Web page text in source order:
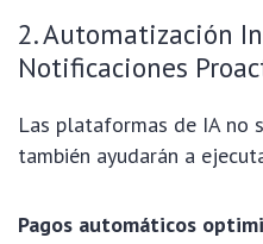
2. Automatización
Notificaciones
Las plataformas de IA no
también ayudarán a
Pagos automáticos